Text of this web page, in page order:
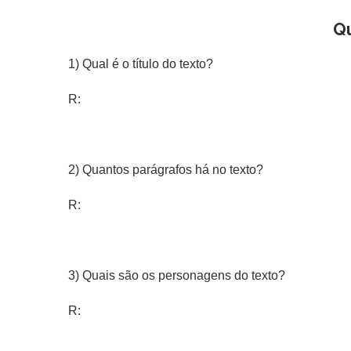
1) Qual é o título do texto?
R:
2) Quantos parágrafos há no texto?
R:
3) Quais são os personagens do texto?
R: